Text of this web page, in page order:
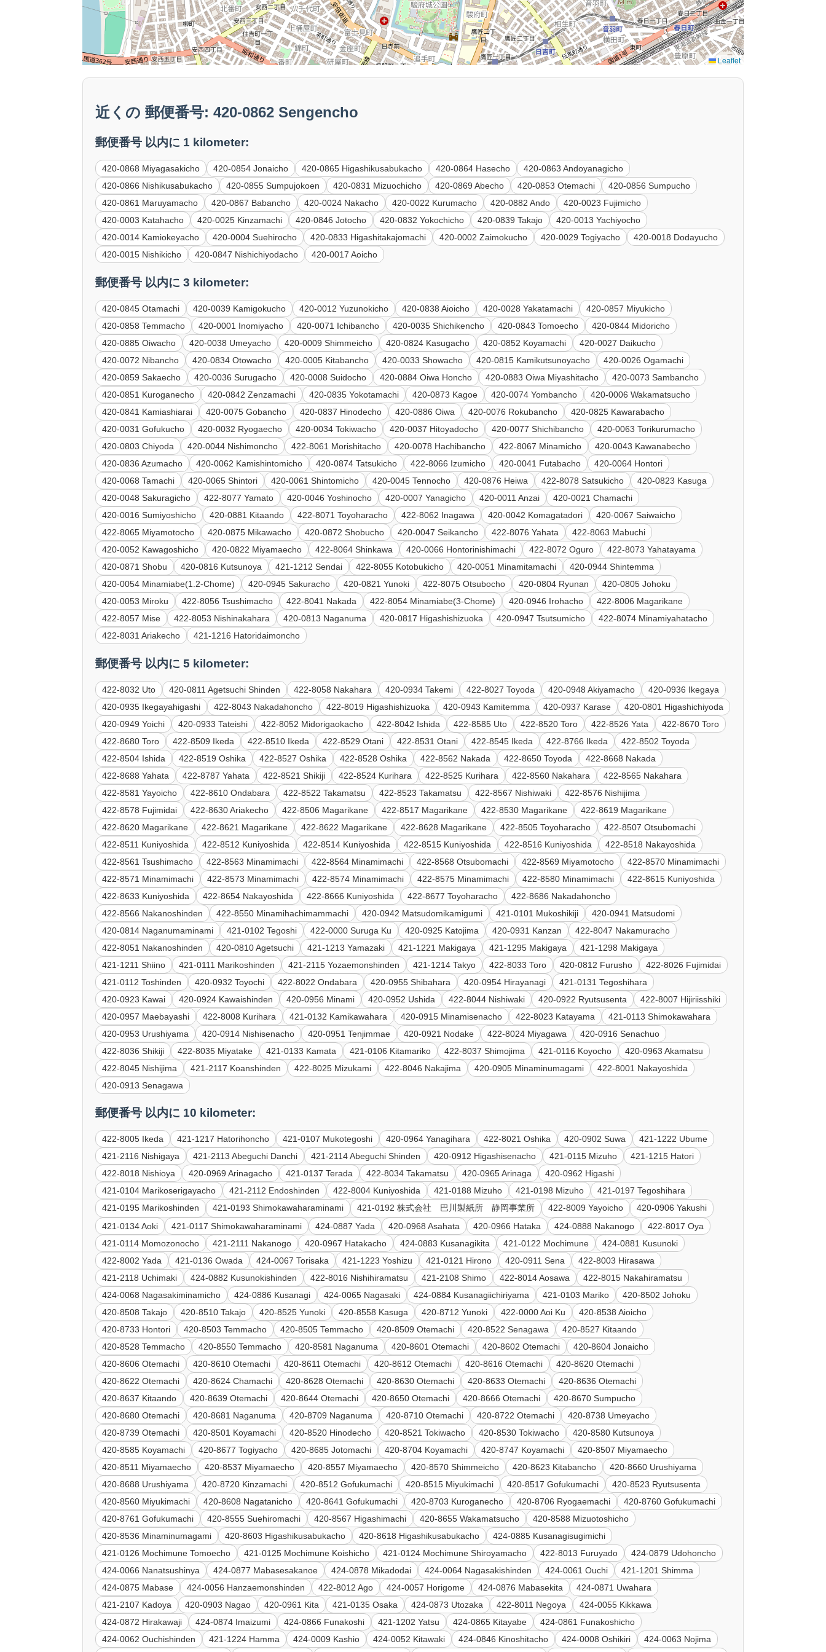
Leaflet
近くの 郵便番号: 420-0862 Sengencho
郵便番号 以内に 1 kilometer:
420-0868 Miyagasakicho 420-0854 Jonaicho 420-0865 Higashikusabukacho 420-0864 Hasecho
420-0863 Andoyanagicho
420-0866 Nishikusabukacho
420-0855 Sumpujokoen 420-0831 Mizuochicho 420-0869 Abecho 420-0853 Otemachi
420-0856 Sumpucho
420-0861 Maruyamacho
420-0867 Babancho 420-0024 Nakacho 420-0022 Kurumacho 420-0882 Ando
420-0023 Fujimicho
420-0003 Katahacho
420-0025 Kinzamachi 420-0846 Jotocho 420-0832 Yokochicho 420-0839 Takajo
420-0013 Yachiyocho
420-0014 Kamiokeyacho
420-0004 Suehirocho 420-0833 Higashitakajomachi 420-0002 Zaimokucho 420-0029 Togiyacho
420-0018 Dodayucho
420-0015 Nishikicho
420-0847 Nishichiyodacho 420-0017 Aoicho
郵便番号 以内に 3 kilometer:
420-0845 Otamachi 420-0039 Kamigokucho 420-0012 Yuzunokicho 420-0838 Aioicho 420-0028 Yakatamachi
420-0857 Miyukicho
420-0858 Temmacho
420-0001 Inomiyacho 420-0071 Ichibancho 420-0035 Shichikencho 420-0843 Tomoecho
420-0844 Midoricho
420-0885 Oiwacho
420-0038 Umeyacho 420-0009 Shimmeicho 420-0824 Kasugacho 420-0852 Koyamachi
420-0027 Daikucho
420-0072 Nibancho
420-0834 Otowacho 420-0005 Kitabancho 420-0033 Showacho 420-0815 Kamikutsunoyacho
420-0026 Ogamachi
420-0859 Sakaecho
420-0036 Surugacho 420-0008 Suidocho 420-0884 Oiwa Honcho 420-0883 Oiwa Miyashitacho
420-0073 Sambancho
420-0851 Kuroganecho
420-0842 Zenzamachi 420-0835 Yokotamachi 420-0873 Kagoe 420-0074 Yombancho
420-0006 Wakamatsucho
420-0841 Kamiashiarai
420-0075 Gobancho 420-0837 Hinodecho 420-0886 Oiwa 420-0076 Rokubancho
420-0825 Kawarabacho
420-0031 Gofukucho
420-0032 Ryogaecho 420-0034 Tokiwacho 420-0037 Hitoyadocho 420-0077 Shichibancho
420-0063 Torikurumacho
420-0803 Chiyoda
420-0044 Nishimoncho 422-8061 Morishitacho 420-0078 Hachibancho 422-8067 Minamicho
420-0043 Kawanabecho
420-0836 Azumacho
420-0062 Kamishintomicho 420-0874 Tatsukicho 422-8066 Izumicho 420-0041 Futabacho
420-0064 Hontori
420-0068 Tamachi
420-0065 Shintori 420-0061 Shintomicho 420-0045 Tennocho 420-0876 Heiwa 422-8078 Satsukicho
420-0823 Kasuga
420-0048 Sakuragicho
422-8077 Yamato 420-0046 Yoshinocho 420-0007 Yanagicho 420-0011 Anzai
420-0021 Chamachi
420-0016 Sumiyoshicho
420-0881 Kitaando 422-8071 Toyoharacho 422-8062 Inagawa 420-0042 Komagatadori
420-0067 Saiwaicho
422-8065 Miyamotocho
420-0875 Mikawacho 420-0872 Shobucho 420-0047 Seikancho 422-8076 Yahata
422-8063 Mabuchi
420-0052 Kawagoshicho
420-0822 Miyamaecho 422-8064 Shinkawa 420-0066 Hontorinishimachi 422-8072 Oguro
422-8073 Yahatayama
420-0871 Shobu
420-0816 Kutsunoya 421-1212 Sendai 422-8055 Kotobukicho 420-0051 Minamitamachi
420-0944 Shintemma
420-0054 Minamiabe(1.2-Chome)
420-0945 Sakuracho 420-0821 Yunoki 422-8075 Otsubocho 420-0804 Ryunan
420-0805 Johoku
420-0053 Miroku
422-8056 Tsushimacho 422-8041 Nakada 422-8054 Minamiabe(3-Chome) 420-0946 Irohacho
422-8006 Magarikane
422-8057 Mise
422-8053 Nishinakahara 420-0813 Naganuma 420-0817 Higashishizuoka 420-0947 Tsutsumicho
422-8074 Minamiyahatacho
422-8031 Ariakecho
421-1216 Hatoridaimoncho
郵便番号 以内に 5 kilometer:
422-8032 Uto 420-0811 Agetsuchi Shinden 422-8058 Nakahara 420-0934 Takemi 422-8027 Toyoda 420-0948 Akiyamacho
420-0936 Ikegaya
420-0935 Ikegayahigashi
422-8043 Nakadahoncho 422-8019 Higashishizuoka 420-0943 Kamitemma 420-0937 Karase
420-0801 Higashichiyoda
420-0949 Yoichi
420-0933 Tateishi 422-8052 Midorigaokacho 422-8042 Ishida 422-8585 Uto 422-8520 Toro 422-8526 Yata
422-8670 Toro
422-8680 Toro
422-8509 Ikeda 422-8510 Ikeda 422-8529 Otani 422-8531 Otani 422-8545 Ikeda 422-8766 Ikeda
422-8502 Toyoda
422-8504 Ishida
422-8519 Oshika 422-8527 Oshika 422-8528 Oshika 422-8562 Nakada 422-8650 Toyoda
422-8668 Nakada
422-8688 Yahata
422-8787 Yahata 422-8521 Shikiji 422-8524 Kurihara 422-8525 Kurihara 422-8560 Nakahara
422-8565 Nakahara
422-8581 Yayoicho
422-8610 Ondabara 422-8522 Takamatsu 422-8523 Takamatsu 422-8567 Nishiwaki
422-8576 Nishijima
422-8578 Fujimidai
422-8630 Ariakecho 422-8506 Magarikane 422-8517 Magarikane 422-8530 Magarikane
422-8619 Magarikane
422-8620 Magarikane
422-8621 Magarikane 422-8622 Magarikane 422-8628 Magarikane 422-8505 Toyoharacho
422-8507 Otsubomachi
422-8511 Kuniyoshida
422-8512 Kuniyoshida 422-8514 Kuniyoshida 422-8515 Kuniyoshida 422-8516 Kuniyoshida
422-8518 Nakayoshida
422-8561 Tsushimacho
422-8563 Minamimachi 422-8564 Minamimachi 422-8568 Otsubomachi 422-8569 Miyamotocho
422-8570 Minamimachi
422-8571 Minamimachi
422-8573 Minamimachi 422-8574 Minamimachi 422-8575 Minamimachi 422-8580 Minamimachi
422-8615 Kuniyoshida
422-8633 Kuniyoshida
422-8654 Nakayoshida 422-8666 Kuniyoshida 422-8677 Toyoharacho
422-8686 Nakadahoncho
422-8566 Nakanoshinden
422-8550 Minamihachimammachi 420-0942 Matsudomikamigumi 421-0101 Mukoshikiji
420-0941 Matsudomi
420-0814 Naganumaminami
421-0102 Tegoshi 422-0000 Suruga Ku 420-0925 Katojima 420-0931 Kanzan
422-8047 Nakamuracho
422-8051 Nakanoshinden
420-0810 Agetsuchi 421-1213 Yamazaki 421-1221 Makigaya 421-1295 Makigaya
421-1298 Makigaya
421-1211 Shiino
421-0111 Marikoshinden 421-2115 Yozaemonshinden 421-1214 Takyo 422-8033 Toro 420-0812 Furusho
422-8026 Fujimidai
421-0112 Toshinden
420-0932 Toyochi 422-8022 Ondabara 420-0955 Shibahara 420-0954 Hirayanagi
421-0131 Tegoshihara
420-0923 Kawai
420-0924 Kawaishinden 420-0956 Minami 420-0952 Ushida 422-8044 Nishiwaki 420-0922 Ryutsusenta
422-8007 Hijiriisshiki
420-0957 Maebayashi
422-8008 Kurihara 421-0132 Kamikawahara 420-0915 Minamisenacho 422-8023 Katayama
421-0113 Shimokawahara
420-0953 Urushiyama
420-0914 Nishisenacho 420-0951 Tenjimmae 420-0921 Nodake 422-8024 Miyagawa
420-0916 Senachuo
422-8036 Shikiji
422-8035 Miyatake 421-0133 Kamata 421-0106 Kitamariko 422-8037 Shimojima 421-0116 Koyocho
420-0963 Akamatsu
422-8045 Nishijima
421-2117 Koanshinden 422-8025 Mizukami 422-8046 Nakajima 420-0905 Minaminumagami
422-8001 Nakayoshida
420-0913 Senagawa
郵便番号 以内に 10 kilometer:
422-8005 Ikeda 421-1217 Hatorihoncho 421-0107 Mukotegoshi 420-0964 Yanagihara 422-8021 Oshika 420-0902 Suwa
421-1222 Ubume
421-2116 Nishigaya
421-2113 Abeguchi Danchi 421-2114 Abeguchi Shinden 420-0912 Higashisenacho 421-0115 Mizuho
421-1215 Hatori
422-8018 Nishioya
420-0969 Arinagacho 421-0137 Terada 422-8034 Takamatsu 420-0965 Arinaga
420-0962 Higashi
421-0104 Marikoserigayacho
421-2112 Endoshinden 422-8004 Kuniyoshida 421-0188 Mizuho 421-0198 Mizuho
421-0197 Tegoshihara
421-0195 Marikoshinden
421-0193 Shimokawaharaminami 421-0192 株式会社 巴川製紙所 静岡事業所 422-8009 Yayoicho
420-0906 Yakushi
421-0134 Aoki
421-0117 Shimokawaharaminami 424-0887 Yada 420-0968 Asahata 420-0966 Hataka 424-0888 Nakanogo
422-8017 Oya
421-0114 Momozonocho
421-2111 Nakanogo 420-0967 Hatakacho 424-0883 Kusanagikita 421-0122 Mochimune
424-0881 Kusunoki
422-8002 Yada
421-0136 Owada 424-0067 Torisaka 421-1223 Yoshizu 421-0121 Hirono 420-0911 Sena
422-8003 Hirasawa
421-2118 Uchimaki
424-0882 Kusunokishinden 422-8016 Nishihiramatsu 421-2108 Shimo 422-8014 Aosawa
422-8015 Nakahiramatsu
424-0068 Nagasakiminamicho
424-0886 Kusanagi 424-0065 Nagasaki 424-0884 Kusanagiichiriyama 421-0103 Mariko
420-8502 Johoku
420-8508 Takajo
420-8510 Takajo 420-8525 Yunoki 420-8558 Kasuga 420-8712 Yunoki 422-0000 Aoi Ku
420-8538 Aioicho
420-8733 Hontori
420-8503 Temmacho 420-8505 Temmacho 420-8509 Otemachi 420-8522 Senagawa
420-8527 Kitaando
420-8528 Temmacho
420-8550 Temmacho 420-8581 Naganuma 420-8601 Otemachi 420-8602 Otemachi
420-8604 Jonaicho
420-8606 Otemachi
420-8610 Otemachi 420-8611 Otemachi 420-8612 Otemachi 420-8616 Otemachi
420-8620 Otemachi
420-8622 Otemachi
420-8624 Chamachi 420-8628 Otemachi 420-8630 Otemachi 420-8633 Otemachi
420-8636 Otemachi
420-8637 Kitaando
420-8639 Otemachi 420-8644 Otemachi 420-8650 Otemachi 420-8666 Otemachi
420-8670 Sumpucho
420-8680 Otemachi
420-8681 Naganuma 420-8709 Naganuma 420-8710 Otemachi 420-8722 Otemachi
420-8738 Umeyacho
420-8739 Otemachi
420-8501 Koyamachi 420-8520 Hinodecho 420-8521 Tokiwacho 420-8530 Tokiwacho
420-8580 Kutsunoya
420-8585 Koyamachi
420-8677 Togiyacho 420-8685 Jotomachi 420-8704 Koyamachi 420-8747 Koyamachi
420-8507 Miyamaecho
420-8511 Miyamaecho
420-8537 Miyamaecho 420-8557 Miyamaecho 420-8570 Shimmeicho 420-8623 Kitabancho
420-8660 Urushiyama
420-8688 Urushiyama
420-8720 Kinzamachi 420-8512 Gofukumachi 420-8515 Miyukimachi 420-8517 Gofukumachi
420-8523 Ryutsusenta
420-8560 Miyukimachi
420-8608 Nagatanicho 420-8641 Gofukumachi 420-8703 Kuroganecho 420-8706 Ryogaemachi
420-8760 Gofukumachi
420-8761 Gofukumachi
420-8555 Suehiromachi 420-8567 Higashimachi 420-8655 Wakamatsucho
420-8588 Mizuotoshicho
420-8536 Minaminumagami
420-8603 Higashikusabukacho 420-8618 Higashikusabukacho
424-0885 Kusanagisugimichi
421-0126 Mochimune Tomoecho
421-0125 Mochimune Koishicho 421-0124 Mochimune Shiroyamacho 422-8013 Furuyado
424-0879 Udohoncho
424-0066 Nanatsushinya
424-0877 Mabasesakanoe 424-0878 Mikadodai 424-0064 Nagasakishinden 424-0061 Ouchi
421-1201 Shimma
424-0875 Mabase
424-0056 Hanzaemonshinden 422-8012 Ago 424-0057 Horigome 424-0876 Mabasekita
424-0871 Uwahara
421-2107 Kadoya
420-0903 Nagao 420-0961 Kita 421-0135 Osaka 424-0873 Utozaka 422-8011 Negoya
424-0055 Kikkawa
424-0872 Hirakawaji
424-0874 Imaizumi 424-0866 Funakoshi 421-1202 Yatsu 424-0865 Kitayabe
424-0861 Funakoshicho
424-0062 Ouchishinden
421-1224 Hamma 424-0009 Kashio 424-0052 Kitawaki 424-0846 Kinoshitacho 424-0008 Oshikiri
424-0063 Nojima